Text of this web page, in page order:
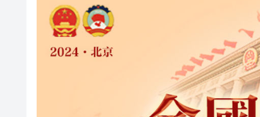
港股七翻身後26000點阻力較大
颱風「白海豚」強勢入東海
宏福苑大火｜最终調查報告曝光殉職
有片｜拜仁2:1擊敗維拉 180秒重